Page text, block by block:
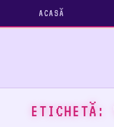
ACASĂ
ETICHETĂ: